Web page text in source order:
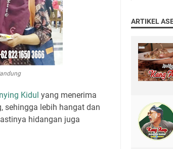
Kidul yang menerima
sehingga lebih hangat dan
hidangan juga
ARTIKEL